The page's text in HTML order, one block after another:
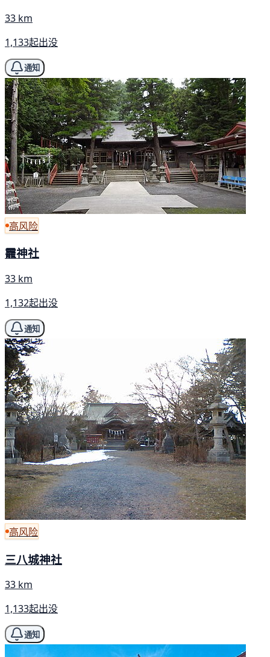
33 km
1,133起出没
通知
高风险
龗神社
33 km
1,132起出没
通知
高风险
三八城神社
33 km
1,133起出没
通知